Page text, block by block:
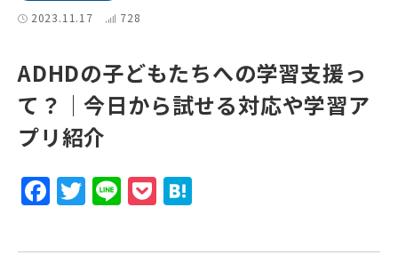
2023.11.17 728
ADHDの子どもたちへの学習支援っ
て？│今日から試せる対応や学習ア
プリ紹介
F
a
c
T
w
it
Li
n
e
P
o
c e